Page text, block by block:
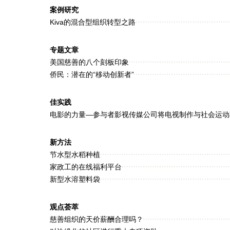
案例研究
Kiva的混合型组织转型之路
专题文章
美国慈善的八个刻板印象
侨民：潜在的“移动创新者”
佳实践
电影的力量—参与者影视传媒公司将电视制作与社会运
新方法
节水型水稻种植
家政工的在线福利平台
新型水溶塑料袋
观点荟萃
慈善组织的天价薪酬合理吗？